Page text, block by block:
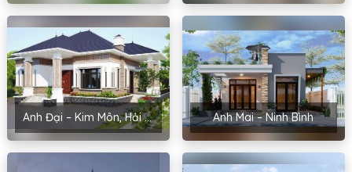
Anh Đại – Kim Môn, Hải Dương Anh Mai – Ninh Bình